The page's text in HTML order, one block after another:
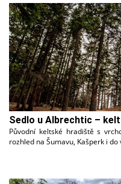
Sedlo u Albrechtic –
Původní keltské hradiště s
rozhled na Šumavu, Kašperk i